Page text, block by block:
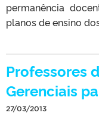
permanência
planos de ensino
Professores
Gerenciais
27/03/2013